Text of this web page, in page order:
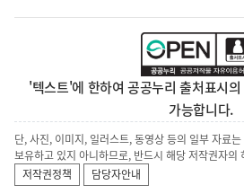
'텍스트'에 한하여 공공누리 출처표시
가능합니다.
단, 사진, 이미지, 일러스트, 동영상 등의 일부 자료
보유하고 있지 아니하므로, 반드시 해당 저작권자의
저작권정책
담당자안내